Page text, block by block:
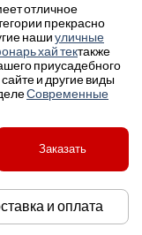
отличное
прекрасно
нашиуличные
хай тектакже
приусадебного
и другие виды
Современные
Заказать
и оплата